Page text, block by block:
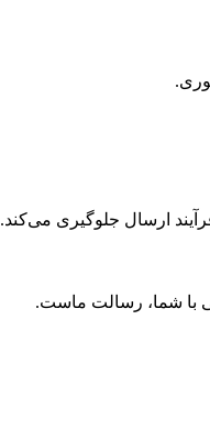
ارسال جلوگیری می‌کند.
با شما، رسالت ماست.